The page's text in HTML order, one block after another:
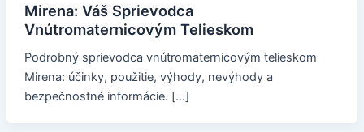
Mirena: Váš Sprievodca
Vnútromaternicovým Telieskom
Podrobný sprievodca vnútromaternicovým telieskom
Mirena: účinky, použitie, výhody, nevýhody a
bezpečnostné informácie. […]